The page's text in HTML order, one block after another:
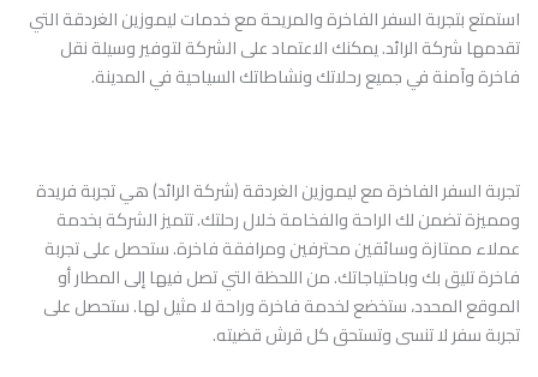
استمتع بتجربة السفر الفاخرة والمريحة مع خدمات ليموزين الغردقة التي
تقدمها شركة الرائد. يمكنك الاعتماد على الشركة لتوفير وسيلة نقل
فاخرة وآمنة في جميع رحلاتك ونشاطاتك السياحية في المدينة.
تجربة السفر الفاخرة مع ليموزين الغردقة (شركة الرائد) هي تجربة فريدة
ومميزة تضمن لك الراحة والفخامة خلال رحلتك. تتميز الشركة بخدمة
عملاء ممتازة وسائقين محترفين ومرافقة فاخرة. ستحصل على تجربة
فاخرة تليق بك وباحتياجاتك. من اللحظة التي تصل فيها إلى المطار أو
الموقع المحدد، ستخضع لخدمة فاخرة وراحة لا مثيل لها. ستحصل على
تجربة سفر لا تنسى وتستحق كل قرش قضيته.